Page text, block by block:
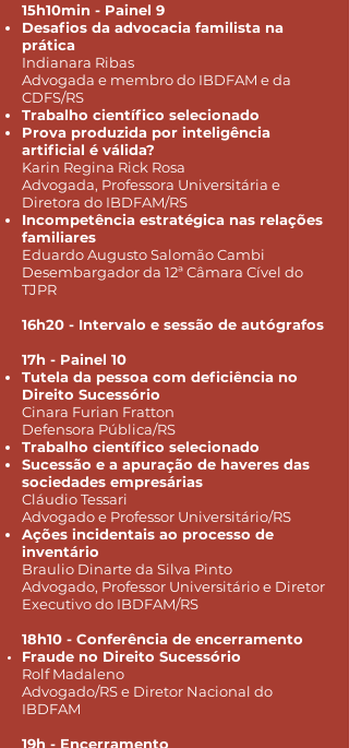
15h10min - Painel 9
Desafios da advocacia familista na
prática
Indianara Ribas
Advogada e membro do IBDFAM e da
CDFS/RS
Trabalho científico selecionado
Prova produzida por inteligência
artificial é válida?
Karin Regina Rick Rosa
Advogada, Professora Universitária e
Diretora do IBDFAM/RS
Incompetência estratégica nas relações
familiares
Eduardo Augusto Salomão Cambi
Desembargador da 12ª Câmara Cível do
TJPR
16h20 - Intervalo e sessão de autógrafos
17h - Painel 10
Tutela da pessoa com deficiência no
Direito Sucessório
Cinara Furian Fratton
Defensora Pública/RS
Trabalho científico selecionado
Sucessão e a apuração de haveres das
sociedades empresárias
Cláudio Tessari
Advogado e Professor Universitário/RS
Ações incidentais ao processo de
inventário
Braulio Dinarte da Silva Pinto
Advogado, Professor Universitário e Diretor
Executivo do IBDFAM/RS
18h10 - Conferência de encerramento
Fraude no Direito Sucessório
Rolf Madaleno
Advogado/RS e Diretor Nacional do
IBDFAM
19h - Encerramento